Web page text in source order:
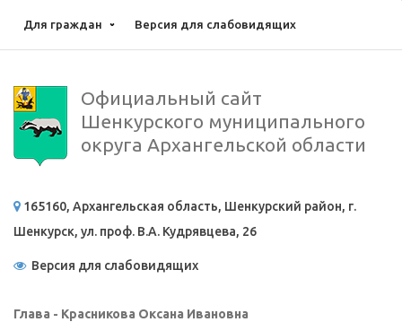
Для граждан Версия для слабовидящих
Официальный сайт
Шенкурского муниципального
округа Архангельской области
165160, Архангельская область, Шенкурский район, г.
Шенкурск, ул. проф. В.А. Кудрявцева, 26
Версия для слабовидящих
Глава - Красникова Оксана Ивановна